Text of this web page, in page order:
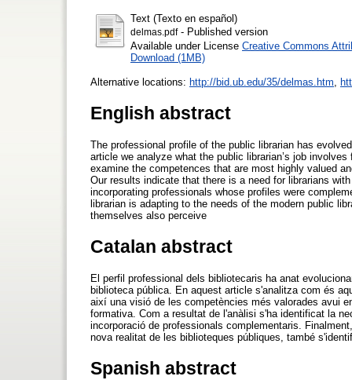
Text (Texto en español)
delmas.pdf- Published version
Available under License Creative Commons
Download (1MB)
Alternative locations: http://bid.ub.edu/35/delmas.htm
English abstract
The professional profile of the public librarian has
article we analyze what the public librarian’s job
examine the competences that are most highly valued
Our results indicate that there is a need for librarians
incorporating professionals whose profiles were
librarian is adapting to the needs of the modern public
themselves also perceive
Catalan abstract
El perfil professional dels bibliotecaris ha anat
biblioteca pública. En aquest article s'analitza com és
així una visió de les competències més valorades avui
formativa. Com a resultat de l'anàlisi s'ha identificat la
incorporació de professionals complementaris.
nova realitat de les biblioteques públiques, també
Spanish abstract